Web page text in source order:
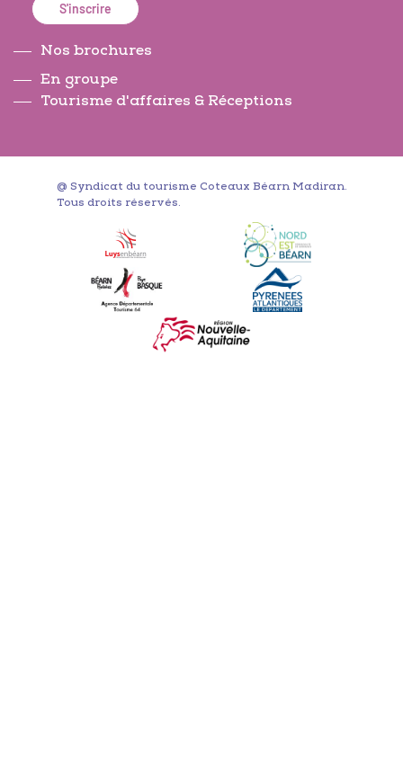
S'inscrire
Nos brochures
En groupe
Tourisme d'affaires & Réceptions
@ Syndicat du tourisme Coteaux Béarn Madiran.
Tous droits réservés.